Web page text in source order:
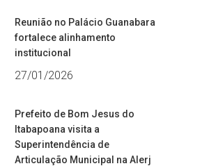
Reunião no Palácio Guanabara
fortalece alinhamento
institucional
27/01/2026
Prefeito de Bom Jesus do
Itabapoana visita a
Superintendência de
Articulação Municipal na Alerj